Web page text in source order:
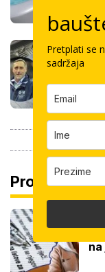
Pročitaj još
a
na
Pretplati se
sadržaja